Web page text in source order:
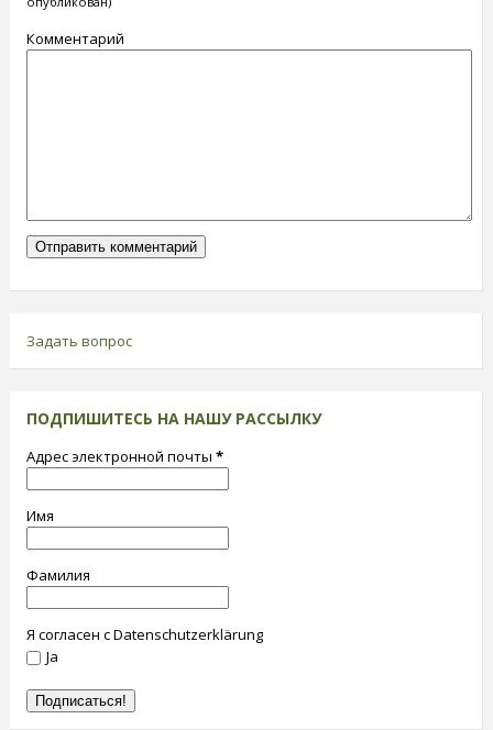
Комментарий
Задать вопрос
ПОДПИШИТЕСЬ НА НАШУ РАССЫЛКУ
Адрес электронной почты *
Имя
Фамилия
Я согласен с Datenschutzerklärung
Ja